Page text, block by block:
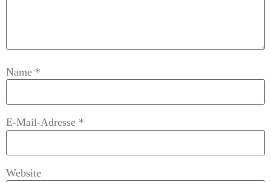
Name *
E-Mail-Adresse *
Website